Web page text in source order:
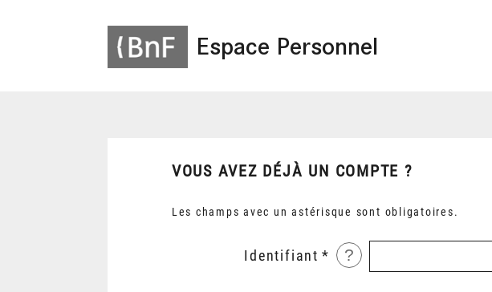
Espace Personnel
VOUS AVEZ DÉJÀ UN COMPTE ?
Les champs avec un astérisque sont obligatoires.
Identifiant ?